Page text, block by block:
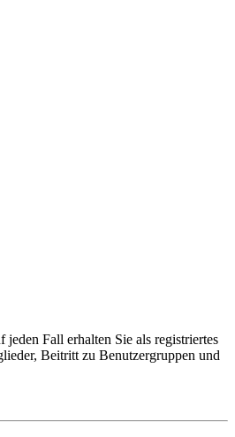
Fall erhalten Sie als registriertes
Beitritt zu Benutzergruppen und